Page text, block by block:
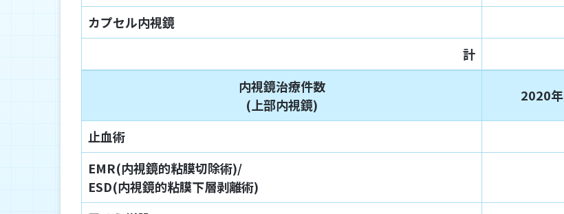
カプセル内視鏡
計
内視鏡治療件数
(上部内視鏡)
2020年
止血術
EMR(内視鏡的粘膜切除術)/
ESD(内視鏡的粘膜下層剥離術)